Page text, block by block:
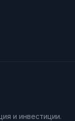
и инвестиции.